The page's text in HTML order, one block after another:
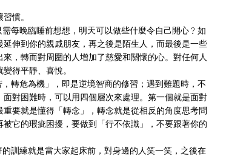
慣。
每晚臨睡前想想，明天可以做些什麼令自己開心﹖如
伸到你的親戚朋友，再之後是陌生人，而最後是一些
，轉而對周圍的人增加了慈愛和關懷的心。對任何人
得平靜、喜悅。
轉危為機」，即是逆境智商的修習；遇到難題時，不
對困難時，可以用四個層次來處理。第一個就是面對
要就是懂得「轉念」，轉念就是從相反的角度思考問
它的瑕疵困擾，要做到「行不依識」，不要跟著你的
訓練就是當大家起床前，對身邊的人笑一笑，之後在